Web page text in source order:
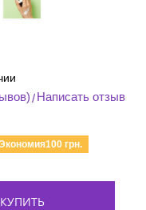
/Написать отзыв
грн.
КУПИТЬ